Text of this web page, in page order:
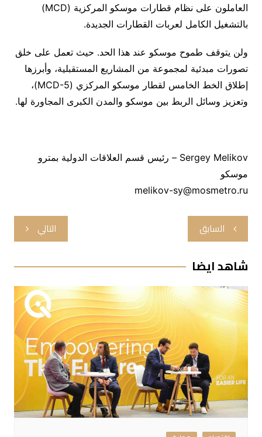
العاملون على نظام قطارات موسكو المركزية (MCD)
بالتشغيل الكامل لعربات القطارات الجديدة.
ولن يتوقف طموح موسكو عند هذا الحد. حيث تعمل على خلق
تصورات مبدئية لمجموعة من المشاريع المستقبلية، وأبرزها
إطلاق الخط الخامس لقطار موسكو المركزي (MCD-5)،
وتعزيز وسائل الربط بين موسكو والمدن الكبرى المجاورة لها.
Sergey Melikov – رئيس قسم العلاقات الدولية بمترو
موسكو
melikov-sy@mosmetro.ru
تصفّح
المقالات
السابق التالي
شاهد ايضا